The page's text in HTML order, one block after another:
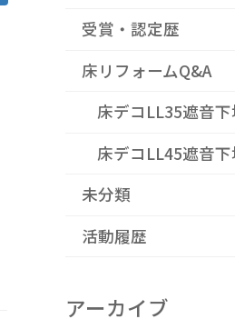
受賞・認定歴
床リフォームQ&A
床デコLL35遮音
床デコLL45遮音
未分類
活動履歴
アーカイブ